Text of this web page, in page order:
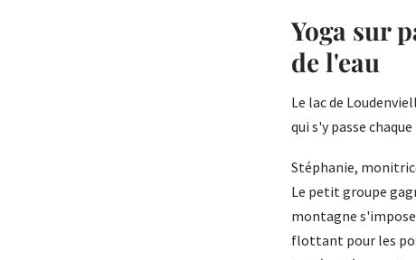
Yoga sur
de l'eau
Le lac de
qui s'y passe
Stéphanie,
Le petit groupe
montagne
flottant pour les